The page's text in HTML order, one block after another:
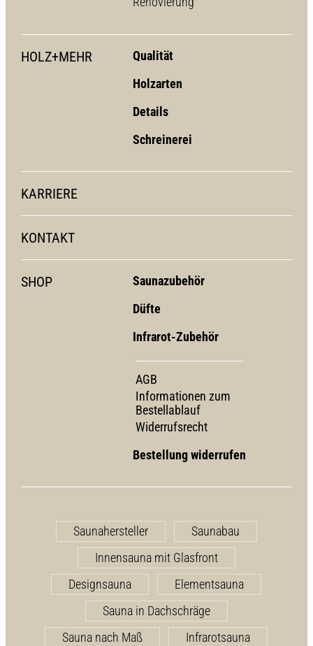
HOLZ+MEHR
Qualität
Holzarten
Details
Schreinerei
KARRIERE
KONTAKT
SHOP
Saunazubehör
Düfte
Infrarot-Zubehör
AGB
Informationen zum
Bestellablauf
Widerrufsrecht
Bestellung widerrufen
Saunahersteller
Saunabau
Innensauna mit Glasfront
Designsauna
Elementsauna
Sauna in Dachschräge
Sauna nach Maß
Infrarotsauna